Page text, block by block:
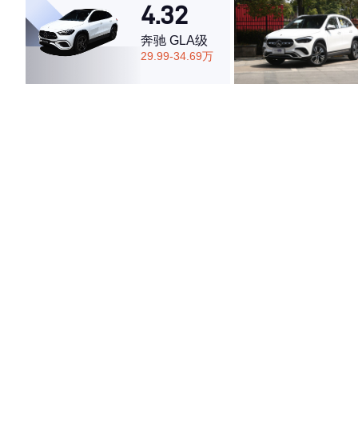
4.32
奔驰 GLA级
29.99-34.69万